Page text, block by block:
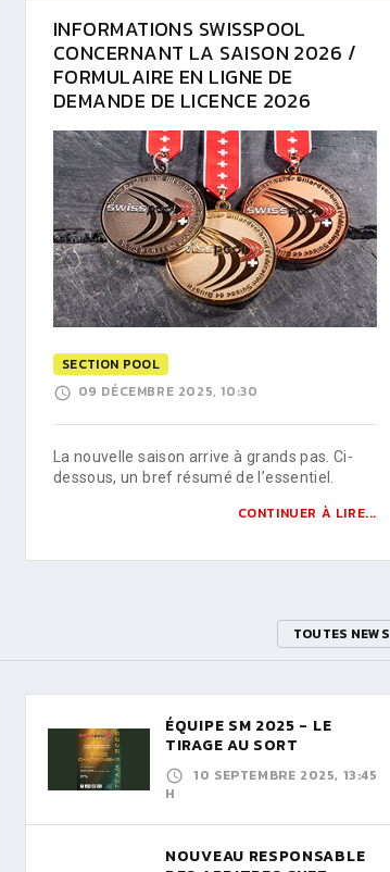
INFORMATIONS SWISSPOOL
CONCERNANT LA SAISON 2026 /
FORMULAIRE EN LIGNE DE
DEMANDE DE LICENCE 2026
SECTION POOL
09 DÉCEMBRE 2025, 10:30
La nouvelle saison arrive à grands pas. Ci-
dessous, un bref résumé de l’essentiel.
CONTINUER À LIRE...
TOUTES NEWS
ÉQUIPE SM 2025 - LE
TIRAGE AU SORT
10 SEPTEMBRE 2025, 13:45
H
NOUVEAU RESPONSABLE